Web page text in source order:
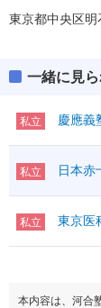
東京都中央区
一緒に見
私立 慶應義
私立 日本赤
私立 東京医
本内容は、河合